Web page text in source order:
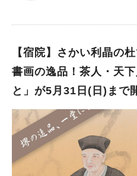
くださいね。 「アコースティッ
のライブを堪能してはいかがで
級とマニアック編があるクイズ
終了してしまったイベントもあ
きます！ ぜひ浜寺公園に行って、春バラを眺める時間を作って
みてくださいね。 ※画像
【宿院】さかい利晶の
書画の逸品！茶人・天
と」が5月31日(日)まで